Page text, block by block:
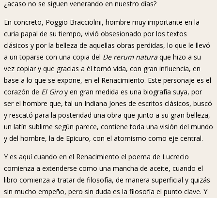
¿acaso no se siguen venerando en nuestro días?
En concreto, Poggio Bracciolini, hombre muy importante en la
curia papal de su tiempo, vivió obsesionado por los textos
clásicos y por la belleza de aquellas obras perdidas, lo que le llevó
a un toparse con una copia del De rerum natura que hizo a su
vez copiar y que gracias a él tomó vida, con gran influencia, en
base a lo que se expone, en el Renacimiento. Este personaje es el
corazón de El Giroy en gran medida es una biografía suya, por
ser el hombre que, tal un Indiana Jones de escritos clásicos, buscó
y rescató para la posteridad una obra que junto a su gran belleza,
un latín sublime según parece, contiene toda una visión del mundo
y del hombre, la de Epicuro, con el atomismo como eje central.
Y es aquí cuando en el Renacimiento el poema de Lucrecio
comienza a extenderse como una mancha de aceite, cuando el
libro comienza a tratar de filosofía, de manera superficial y quizás
sin mucho empeño, pero sin duda es la filosofía el punto clave. Y